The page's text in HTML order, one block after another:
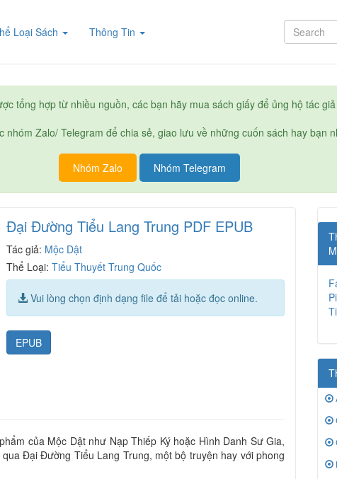
Loại Sách Thông Tin
tổng hợp từ nhiều nguồn, các bạn hãy mua sách giấy để ủng hộ tác
nhóm Zalo/ Telegram để chia sẻ, giao lưu về những cuốn sách hay bạn
Nhóm Zalo Nhóm Telegram
Đại Đường Tiểu Lang Trung PDF EPUB
Tác giả: Mộc Dật
Thể Loại:Tiểu Thuyết Trung Quốc
Vui lòng chọn định dạng file để tải hoặc đọc online.
EPUB
của Mộc Dật như Nạp Thiếp Ký hoặc Hình Danh Sư Gia,
Đại Đường Tiểu Lang Trung, một bộ truyện hay với phong